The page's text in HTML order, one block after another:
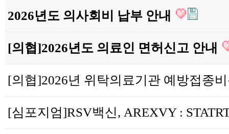
2026년도 의사회비 납부 안내
[의협]2026년도 의료인 면허신고 안내